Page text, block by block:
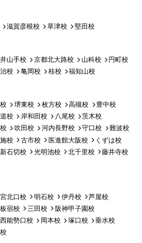
滋賀彦根校 草津校 堅田校
山手校 京都北大路校 山科校
円町校
校 亀岡校 桂校 福知山校
堺東校 枚方校 高槻校
豊中校
校 岸和田校 八尾校
茨木校
吹田校 河内長野校 守口校
難波校
校 古市校 医進館大阪校
くずは校
新石切校 光明池校 北千里校
藤井寺校
北口校 明石校 伊丹校
芦屋校
宿校 三田校
阪神甲子園校
能勢口校 岡本校 塚口校
垂水校